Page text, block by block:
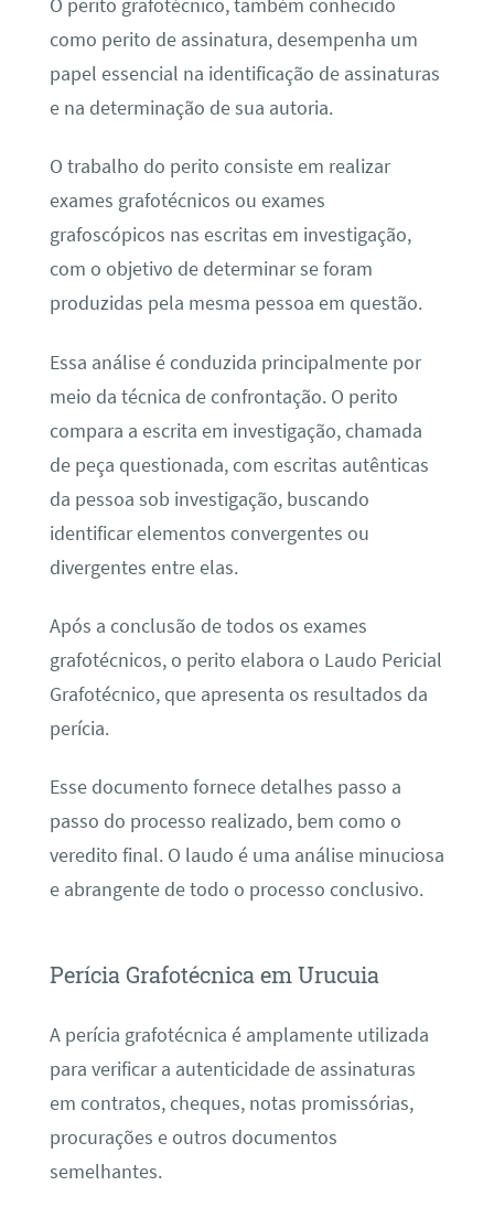
O perito grafotécnico, também conhecido
como perito de assinatura, desempenha um
papel essencial na identificação de assinaturas
e na determinação de sua autoria.
O trabalho do perito consiste em realizar
exames grafotécnicos ou exames
grafoscópicos nas escritas em investigação,
com o objetivo de determinar se foram
produzidas pela mesma pessoa em questão.
Essa análise é conduzida principalmente por
meio da técnica de confrontação. O perito
compara a escrita em investigação, chamada
de peça questionada, com escritas autênticas
da pessoa sob investigação, buscando
identificar elementos convergentes ou
divergentes entre elas.
Após a conclusão de todos os exames
grafotécnicos, o perito elabora o Laudo Pericial
Grafotécnico, que apresenta os resultados da
perícia.
Esse documento fornece detalhes passo a
passo do processo realizado, bem como o
veredito final. O laudo é uma análise minuciosa
e abrangente de todo o processo conclusivo.
Perícia Grafotécnica em Urucuia
A perícia grafotécnica é amplamente utilizada
para verificar a autenticidade de assinaturas
em contratos, cheques, notas promissórias,
procurações e outros documentos
semelhantes.